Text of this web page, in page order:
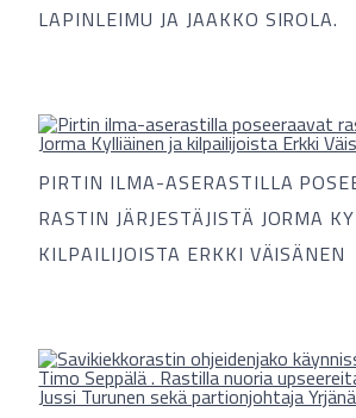
LAPINLEIMU JA JAAKKO SIROLA.
PIRTIN ILMA-ASERASTILLA
RASTIN JÄRJESTÄJISTÄ JORMA
KILPAILIJOISTA ERKKI VÄISÄNEN